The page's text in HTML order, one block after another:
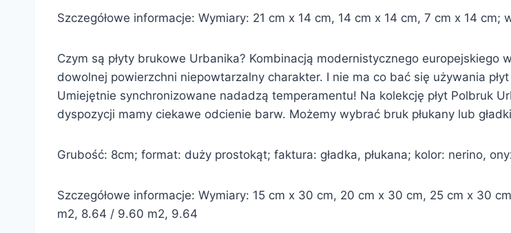
Szczegółowe informacje: Wymiary: 21 cm x 14 cm, 14 cm x 14 cm, 7 cm x 14
Czym są płyty brukowe Urbanika? Kombinacją modernistycznego
dowolnej powierzchni niepowtarzalny charakter. I nie ma co bać się używania
Umiejętnie synchronizowane nadadzą temperamentu! Na kolekcję płyt Polbruk
dyspozycji mamy ciekawe odcienie barw. Możemy wybrać bruk płukany lub
Grubość: 8cm; format: duży prostokąt; faktura: gładka, płukana; kolor: nerino,
Szczegółowe informacje: Wymiary: 15 cm x 30 cm, 20 cm x 30 cm, 25 cm x 30
m2, 8.64 / 9.60 m2, 9.64